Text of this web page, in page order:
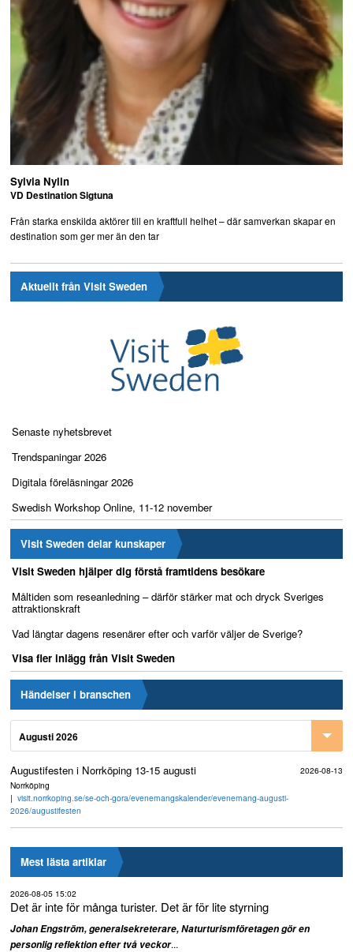
Sylvia Nylin
VD Destination Sigtuna
Från starka enskilda aktörer till en kraftfull helhet – där samverkan skapar en
destination som ger mer än den tar
Aktuellt från Visit Sweden
Senaste nyhetsbrevet
Trendspaningar 2026
Digitala föreläsningar 2026
Swedish Workshop Online, 11-12 november
Visit Sweden delar kunskaper
Visit Sweden hjälper dig förstå framtidens besökare
Måltiden som reseanledning – därför stärker mat och dryck Sveriges
attraktionskraft
Vad längtar dagens resenärer efter och varför väljer de Sverige?
Visa fler inlägg från Visit Sweden
Händelser i branschen
Augusti 2026
Augustifesten i Norrköping 13-15 augusti
2026-08-13
Norrköping
visit.norrkoping.se/se-och-gora/evenemangskalender/evenemang-augusti-
2026/augustifesten
Mest lästa artiklar
2026-08-05 15:02
Det är inte för många turister. Det är för lite styrning
Johan Engström, generalsekreterare, Naturturismföretagen gör en
personlig reflektion efter två veckor...